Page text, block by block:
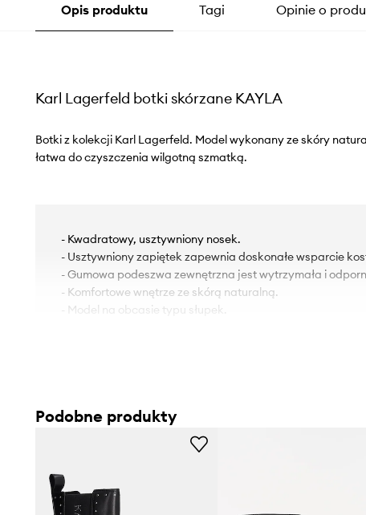
Opis produktu Tagi Opinie o
Karl Lagerfeld botki skórzane KAYLA
Botki z kolekcji Karl Lagerfeld. Model wykonany ze skóry
łatwa do czyszczenia wilgotną szmatką.
- Kwadratowy, usztywniony nosek.
- Usztywniony zapiętek zapewnia doskonałe wsparcie
- Gumowa podeszwa zewnętrzna jest wytrzymała i
- Komfortowe wnętrze ze skórą naturalną.
- Model na obcasie typu słupek.
Podobne produkty